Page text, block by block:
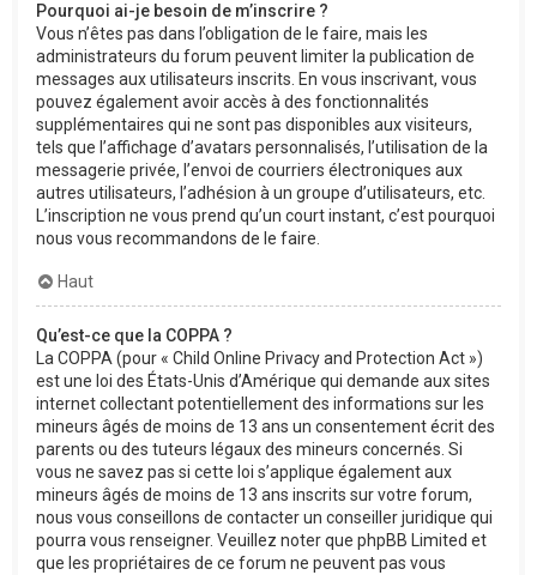
Pourquoi ai-je besoin de m’inscrire ?
Vous n’êtes pas dans l’obligation de le faire, mais les
administrateurs du forum peuvent limiter la publication de
messages aux utilisateurs inscrits. En vous inscrivant, vous
pouvez également avoir accès à des fonctionnalités
supplémentaires qui ne sont pas disponibles aux visiteurs,
tels que l’affichage d’avatars personnalisés, l’utilisation de la
messagerie privée, l’envoi de courriers électroniques aux
autres utilisateurs, l’adhésion à un groupe d’utilisateurs, etc.
L’inscription ne vous prend qu’un court instant, c’est pourquoi
nous vous recommandons de le faire.
Haut
Qu’est-ce que la COPPA ?
La COPPA (pour « Child Online Privacy and Protection Act »)
est une loi des États-Unis d’Amérique qui demande aux sites
internet collectant potentiellement des informations sur les
mineurs âgés de moins de 13 ans un consentement écrit des
parents ou des tuteurs légaux des mineurs concernés. Si
vous ne savez pas si cette loi s’applique également aux
mineurs âgés de moins de 13 ans inscrits sur votre forum,
nous vous conseillons de contacter un conseiller juridique qui
pourra vous renseigner. Veuillez noter que phpBB Limited et
que les propriétaires de ce forum ne peuvent pas vous